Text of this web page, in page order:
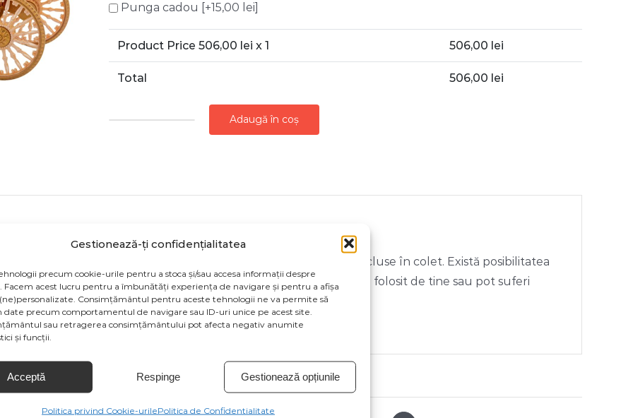
Gestionează-ți confidențialitatea
precum cookie-urile pentru a stoca și/sau accesa informații despre
Facem acest lucru pentru a îmbunătăți experiența de navigare și pentru a afișa
Consimțământul pentru aceste tehnologii ne va permite să
date precum comportamentul de navigare sau ID-uri unice pe acest site.
sau retragerea consimțământului pot afecta negativ anumite
și funcții.
Acceptă Respinge Gestionează opțiunile
Politica privind Cookie-urilePolitica de Confidentialitate
Punga cadou [+15,00 lei]
Product Price 506,00 lei x 1 506,00 lei
Total 506,00 lei
CRACIUN
BRAD
CU
LUMINI
Adaugă în coș
sunt cu titlu de prezentare și pot conține accesorii neincluse în colet. Există posibilitatea
de culoare să fie afișate eronat în funcție de dispozitivul vizual folosit de tine sau pot suferi
la producătorul produsului.